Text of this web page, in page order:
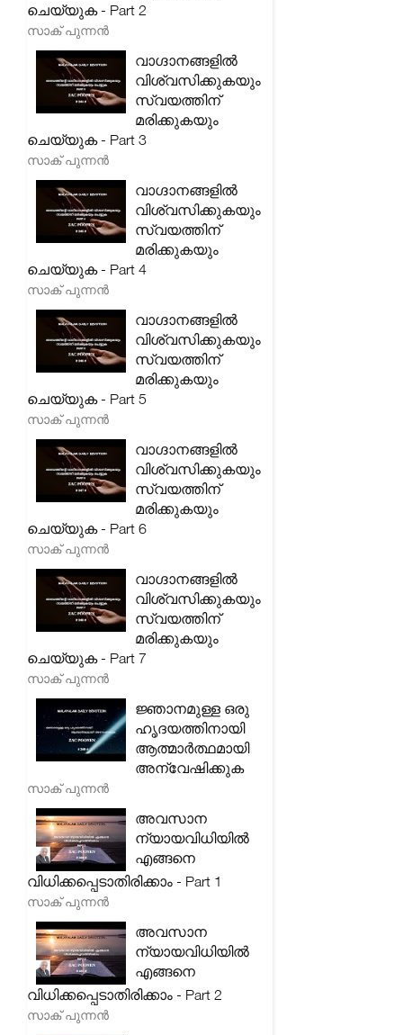
ചെയ്യുക - Part 2
സാക് പുന്നൻ
വാഗ്ദാനങ്ങളിൽ
വിശ്വസിക്കുകയും
സ്വയത്തിന്
മരിക്കുകയും
ചെയ്യുക - Part 3
സാക് പുന്നൻ
വാഗ്ദാനങ്ങളിൽ
വിശ്വസിക്കുകയും
സ്വയത്തിന്
മരിക്കുകയും
ചെയ്യുക - Part 4
സാക് പുന്നൻ
വാഗ്ദാനങ്ങളിൽ
വിശ്വസിക്കുകയും
സ്വയത്തിന്
മരിക്കുകയും
ചെയ്യുക - Part 5
സാക് പുന്നൻ
വാഗ്ദാനങ്ങളിൽ
വിശ്വസിക്കുകയും
സ്വയത്തിന്
മരിക്കുകയും
ചെയ്യുക - Part 6
സാക് പുന്നൻ
വാഗ്ദാനങ്ങളിൽ
വിശ്വസിക്കുകയും
സ്വയത്തിന്
മരിക്കുകയും
ചെയ്യുക - Part 7
സാക് പുന്നൻ
ജ്ഞാനമുള്ള ഒരു
ഹൃദയത്തിനായി
ആത്മാർത്ഥമായി
അന്വേഷിക്കുക
സാക് പുന്നൻ
അവസാന
ന്യായവിധിയിൽ
എങ്ങനെ
വിധിക്കപ്പെടാതിരിക്കാം - Part 1
സാക് പുന്നൻ
അവസാന
ന്യായവിധിയിൽ
എങ്ങനെ
വിധിക്കപ്പെടാതിരിക്കാം - Part 2
സാക് പുന്നൻ